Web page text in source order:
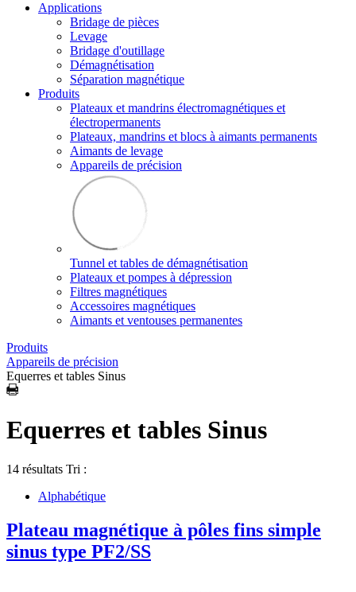
Applications
Bridage de pièces
Levage
Bridage d'outillage
Démagnétisation
Séparation magnétique
Produits
Plateaux et mandrins électromagnétiques et
électropermanents
Plateaux, mandrins et blocs à aimants permanents
Aimants de levage
Appareils de précision
Tunnel et tables de démagnétisation
Plateaux et pompes à dépression
Filtres magnétiques
Accessoires magnétiques
Aimants et ventouses permanentes
Produits
Appareils de précision
Equerres et tables Sinus
Equerres et tables Sinus
14 résultats Tri :
Alphabétique
Plateau magnétique à pôles fins simple
sinus type PF2/SS